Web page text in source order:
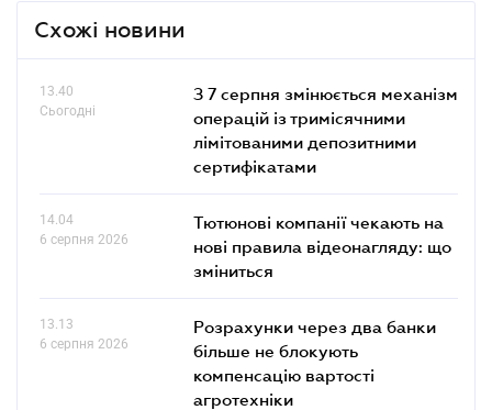
Схожі новини
13.40
Сьогодні
З 7 серпня змінюється механізм
операцій із тримісячними
лімітованими депозитними
сертифікатами
14.04
6 серпня 2026
Тютюнові компанії чекають на
нові правила відеонагляду: що
зміниться
13.13
6 серпня 2026
Розрахунки через два банки
більше не блокують
компенсацію вартості
агротехніки